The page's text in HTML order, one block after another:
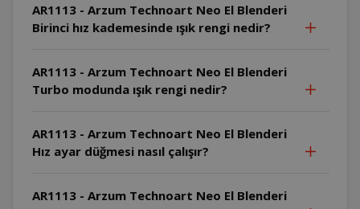
AR1113 - Arzum Technoart Neo El Blenderi
Birinci hız kademesinde ışık rengi nedir?
AR1113 - Arzum Technoart Neo El Blenderi
Turbo modunda ışık rengi nedir?
AR1113 - Arzum Technoart Neo El Blenderi
Hız ayar düğmesi nasıl çalışır?
AR1113 - Arzum Technoart Neo El Blenderi